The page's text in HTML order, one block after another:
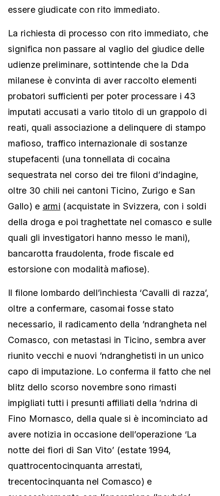
essere giudicate con rito immediato.
La richiesta di processo con rito immediato, che
significa non passare al vaglio del giudice delle
udienze preliminare, sottintende che la Dda
milanese è convinta di aver raccolto elementi
probatori sufficienti per poter processare i 43
imputati accusati a vario titolo di un grappolo di
reati, quali associazione a delinquere di stampo
mafioso, traffico internazionale di sostanze
stupefacenti (una tonnellata di cocaina
sequestrata nel corso dei tre filoni d’indagine,
oltre 30 chili nei cantoni Ticino, Zurigo e San
Gallo) e armi (acquistate in Svizzera, con i soldi
della droga e poi traghettate nel comasco e sulle
quali gli investigatori hanno messo le mani),
bancarotta fraudolenta, frode fiscale ed
estorsione con modalità mafiose).
Il filone lombardo dell’inchiesta ‘Cavalli di razza’,
oltre a confermare, casomai fosse stato
necessario, il radicamento della ’ndrangheta nel
Comasco, con metastasi in Ticino, sembra aver
riunito vecchi e nuovi ’ndranghetisti in un unico
capo di imputazione. Lo conferma il fatto che nel
blitz dello scorso novembre sono rimasti
impigliati tutti i presunti affiliati della ’ndrina di
Fino Mornasco, della quale si è incominciato ad
avere notizia in occasione dell’operazione ‘La
notte dei fiori di San Vito’ (estate 1994,
quattrocentocinquanta arrestati,
trecentocinquanta nel Comasco) e